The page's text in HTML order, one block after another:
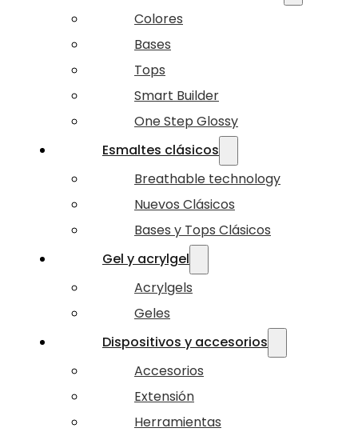
Colores
Bases
Tops
Smart Builder
One Step Glossy
Esmaltes clásicos
Breathable technology
Nuevos Clásicos
Bases y Tops Clásicos
Gel y acrylgel
Acrylgels
Geles
Dispositivos y accesorios
Accesorios
Extensión
Herramientas